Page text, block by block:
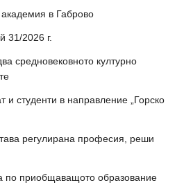
в Габрово
31/2026 г.
средновековното културно
и студенти в направление „Горско
регулирана професия, реши
по приобщаващото образование